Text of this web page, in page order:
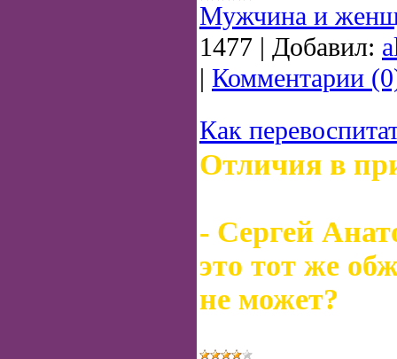
Мужчина и
1477 | Добавил:
| Комментарии
Как
Отличия в
- Сергей
это тот же
не может?